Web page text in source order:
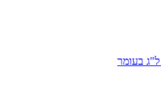
בעומר